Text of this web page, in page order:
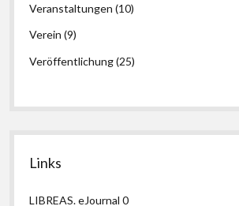
Veranstaltungen (10)
Verein (9)
Veröffentlichung(25)
Links
LIBREAS. eJournal 0